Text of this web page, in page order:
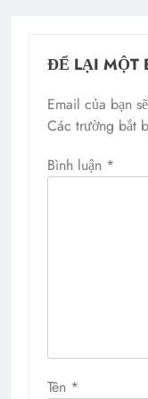
ĐỂ LẠI MỘT
Email của bạn
Các trường bắt
Bình luận *
Tên *